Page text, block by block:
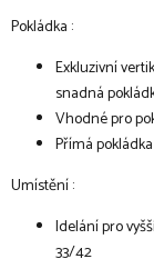
Pokládka :
Exkluzivní
snadná
Vhodné pro
Přímá
Umístění :
Idelání pro
33/42